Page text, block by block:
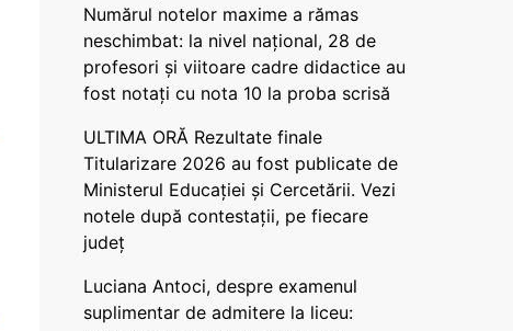
Numărul notelor maxime a rămas
neschimbat: la nivel național, 28 de
profesori și viitoare cadre didactice au
fost notați cu nota 10 la proba scrisă
ULTIMA ORĂ Rezultate finale
Titularizare 2026 au fost publicate de
Ministerul Educației și Cercetării. Vezi
notele după contestații, pe fiecare
județ
Luciana Antoci, despre examenul
suplimentar de admitere la liceu: